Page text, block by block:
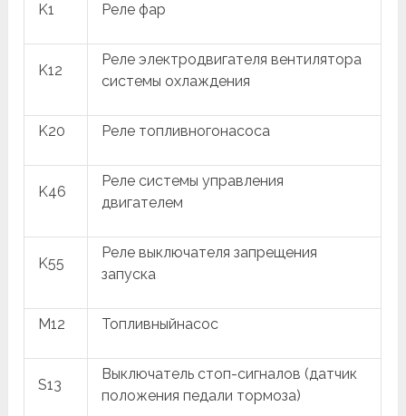
K1 Реле фар
K12
Реле электродвигателя вентилятора
системы охлаждения
K20 Реле топливногонасоса
K46
Реле системы управления
двигателем
K55
Реле выключателя запрещения
запуска
M12 Топливныйнасос
S13
Выключатель стоп-сигналов (датчик
положения педали тормоза)